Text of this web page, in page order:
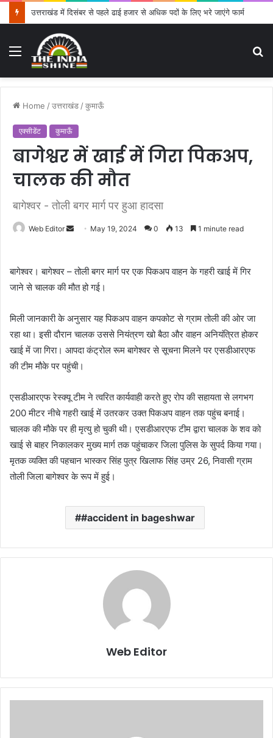
उत्तराखंड में दिसंबर से पहले ढाई हजार से अधिक पदों के लिए भरे जाएंगे फार्म
Menu
Home /उत्तराखंड /कुमाऊँ
एक्सीडेंट कुमाऊँ
बागेश्वर में खाई में गिरा पिकअप,
चालक की मौत
बागेश्वर - तोली बगर मार्ग पर हुआ हादसा
Web Editor
d
a
e
m
a
i
May 19, 2024 0 13 1 minute read
बागेश्वर। बागेश्वर – तोली बगर मार्ग पर एक पिकअप वाहन के गहरी खाई में गिर
जाने से चालक की मौत हो गई।
मिली जानकारी के अनुसार यह पिकअप वाहन कपकोट से ग्राम तोली की ओर जा
रहा था। इसी दौरान चालक उससे नियंत्रण खो बैठा और वाहन अनियंत्रित होकर
खाई में जा गिरा। आपदा कंट्रोल रूम बागेश्वर से सूचना मिलने पर एसडीआरएफ
की टीम मौके पर पहुंची।
एसडीआरएफ रेस्क्यू टीम ने त्वरित कार्यवाही करते हुए रोप की सहायता से लगभग
200 मीटर नीचे गहरी खाई में उतरकर उक्त पिकअप वाहन तक पहुंच बनाई।
चालक की मौके पर ही मृत्यु हो चुकी थी। एसडीआरएफ टीम द्वारा चालक के शव को
खाई से बाहर निकालकर मुख्य मार्ग तक पहुंचाकर जिला पुलिस के सुपर्द किया गया।
मृतक व्यक्ति की पहचान भास्कर सिंह पुत्र खिलाफ सिंह उम्र 26, निवासी ग्राम
तोली जिला बागेश्वर के रूप में हुई।
#accident in bageshwar
Web Editor